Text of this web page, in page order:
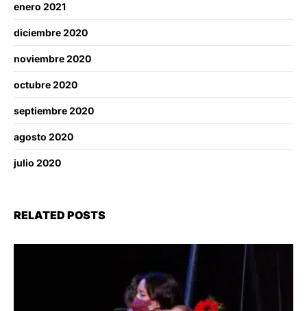
enero 2021
diciembre 2020
noviembre 2020
octubre 2020
septiembre 2020
agosto 2020
julio 2020
RELATED POSTS